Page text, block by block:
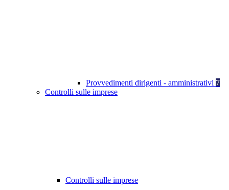
Provvedimenti dirigenti - amministrativi 7
Controlli sulle imprese
Controlli sulle imprese